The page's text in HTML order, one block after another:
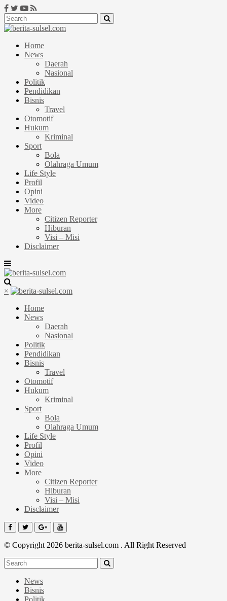
Home
News
Daerah
Nasional
Politik
Pendidikan
Bisnis
Travel
Otomotif
Hukum
Kriminal
Sport
Bola
Olahraga Umum
Life Style
Profil
Opini
Video
More
Citizen Reporter
Hiburan
Visi – Misi
Disclaimer
×
Home
News
Daerah
Nasional
Politik
Pendidikan
Bisnis
Travel
Otomotif
Hukum
Kriminal
Sport
Bola
Olahraga Umum
Life Style
Profil
Opini
Video
More
Citizen Reporter
Hiburan
Visi – Misi
Disclaimer
© Copyright 2026 berita-sulsel.com . All Right Reserved
News
Bisnis
Politik